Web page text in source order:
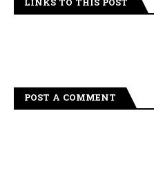
LINKS TO THIS POST
POST A COMMENT